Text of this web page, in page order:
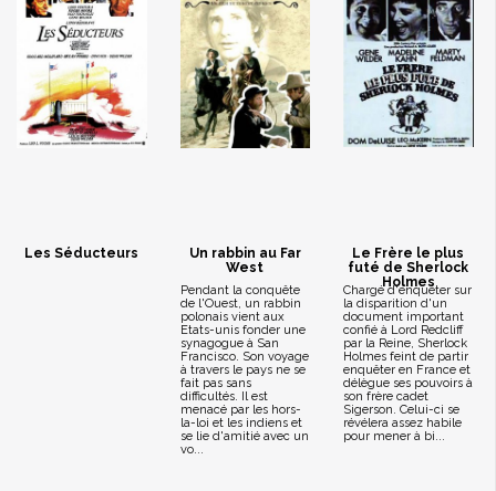
Les Séducteurs
Un rabbin au Far
West
Pendant la conquête
de l'Ouest, un rabbin
polonais vient aux
Etats-unis fonder une
synagogue à San
Francisco. Son voyage
à travers le pays ne se
fait pas sans
difficultés. Il est
menacé par les hors-
la-loi et les indiens et
se lie d'amitié avec un
vo...
Le Frère le plus
futé de Sherlock
Holmes
Chargé d'enquêter sur
la disparition d'un
document important
confié à Lord Redcliff
par la Reine, Sherlock
Holmes feint de partir
enquêter en France et
délègue ses pouvoirs à
son frère cadet
Sigerson. Celui-ci se
révélera assez habile
pour mener à bi...